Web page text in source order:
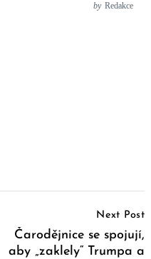
by Redakce
Next Post
Čarodějnice se spojují,
aby „zaklely“ Trumpa a